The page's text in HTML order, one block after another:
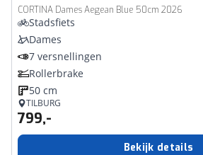
CORTINA Dames Aegean Blue 50cm 2026
Stadsfiets
Dames
7 versnellingen
Rollerbrake
50 cm
TILBURG
799,-
Bekijk details